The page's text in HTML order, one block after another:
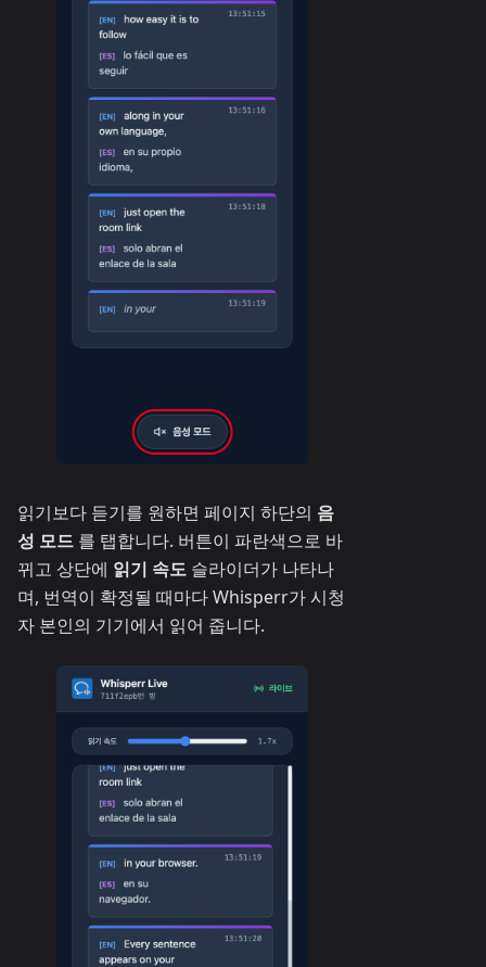
읽기보다 듣기를 원하면 페이지 하단의 음
성 모드 를 탭합니다. 버튼이 파란색으로 바
뀌고 상단에 읽기 속도 슬라이더가 나타나
며, 번역이 확정될 때마다 Whisperr가 시청
자 본인의 기기에서 읽어 줍니다.